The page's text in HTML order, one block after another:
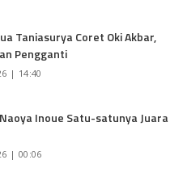
Taniasurya Coret Oki Akbar,
Pengganti
| 14:40
Inoue Satu-satunya Juara
| 00:06